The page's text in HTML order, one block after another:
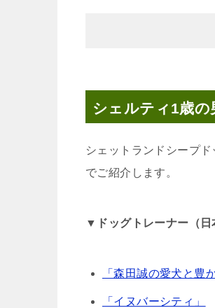
シェルティ1歳の
シェットランドシープ
でご紹介します。
▼ドッグトレーナー（日
「森田誠の愛犬と豊
「イヌバーシティ」